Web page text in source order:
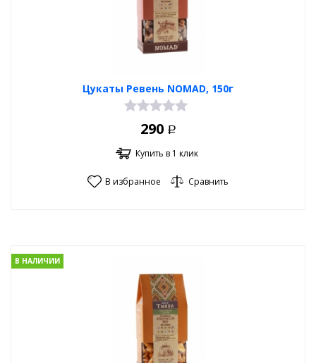
Цукаты Ревень NOMAD, 150г
290 Р
Купить в 1 клик
В избранное Сравнить
В НАЛИЧИИ